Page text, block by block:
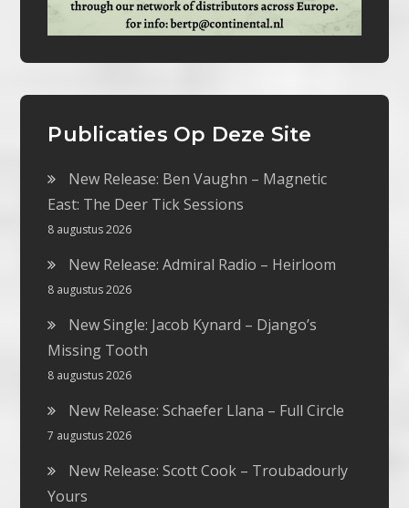
Publicaties Op Deze Site
New Release: Ben Vaughn – Magnetic
East: The Deer Tick Sessions
8 augustus 2026
New Release: Admiral Radio – Heirloom
8 augustus 2026
New Single: Jacob Kynard – Django’s
Missing Tooth
8 augustus 2026
New Release: Schaefer Llana – Full Circle
7 augustus 2026
New Release: Scott Cook – Troubadourly
Yours